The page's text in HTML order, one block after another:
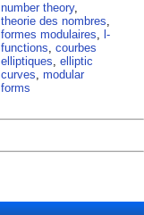
number theory,
theorie des nombres,
formes modulaires, l-
functions,courbes
elliptiques,elliptic
curves,modular
forms